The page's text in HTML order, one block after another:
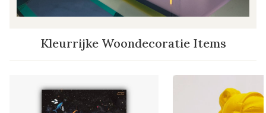
Kleurrijke Woondecoratie Items